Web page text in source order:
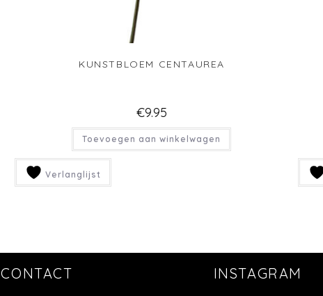
KUNSTBLOEM CENTAUREA
€9.95
Toevoegen aan winkelwagen
Verlanglijst
CONTACT INSTAGRAM